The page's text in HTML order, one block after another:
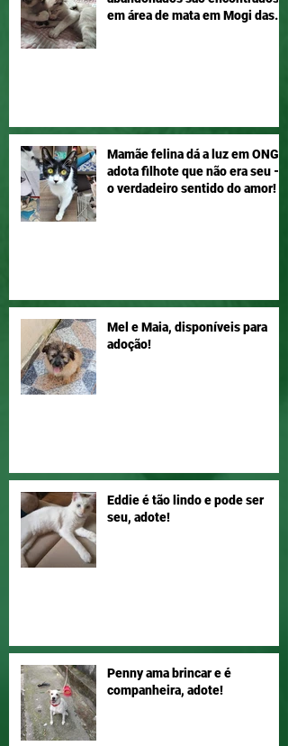
em área de mata em Mogi das
Mamãe felina dá a luz em ONG e
adota filhote que não era seu –
o verdadeiro sentido do amor!
Mel e Maia, disponíveis para
adoção!
Eddie é tão lindo e pode ser
seu, adote!
Penny ama brincar e é
companheira, adote!